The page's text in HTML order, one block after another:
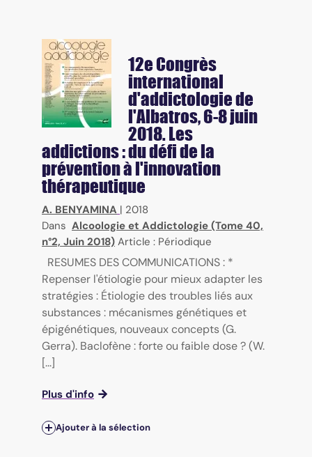
12e Congrès
international
d'addictologie de
l'Albatros, 6-8 juin
2018. Les
addictions : du défi de la
prévention à l'innovation
thérapeutique
A. BENYAMINA | 2018
Dans Alcoologie et Addictologie (Tome 40,
n°2, Juin 2018) Article : Périodique
RESUMES DES COMMUNICATIONS : *
Repenser l'étiologie pour mieux adapter les
stratégies : Étiologie des troubles liés aux
substances : mécanismes génétiques et
épigénétiques, nouveaux concepts (G.
Gerra). Baclofène : forte ou faible dose ? (W.
[...]
Plus d'info
Ajouter à la sélection